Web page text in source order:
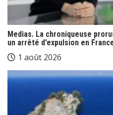
Medias. La chroniqueuse
un arrêté d’expulsion en
1 août 2026